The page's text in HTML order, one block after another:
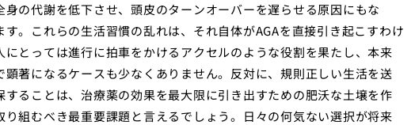
の代謝を低下させ、頭皮のターンオーバーを遅らせる原因にもな
。これらの生活習慣の乱れは、それ自体がAGAを直接引き起こすわけ
とっては進行に拍車をかけるアクセルのような役割を果たし、本来
著になるケースも少なくありません。反対に、規則正しい生活を送
ることは、治療薬の効果を最大限に引き出すための肥沃な土壌を作
組むべき最重要課題と言えるでしょう。日々の何気ない選択が将来